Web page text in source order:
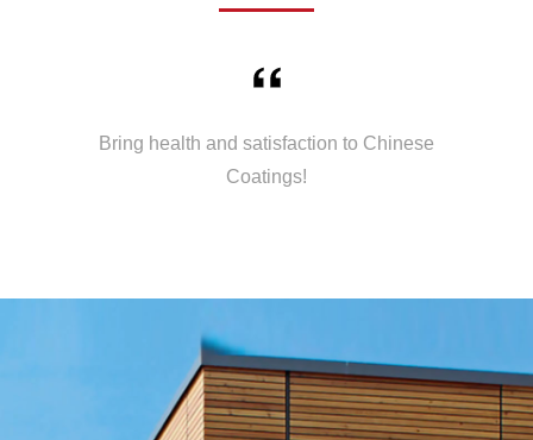
Bring health and satisfaction to Chinese
Coatings!